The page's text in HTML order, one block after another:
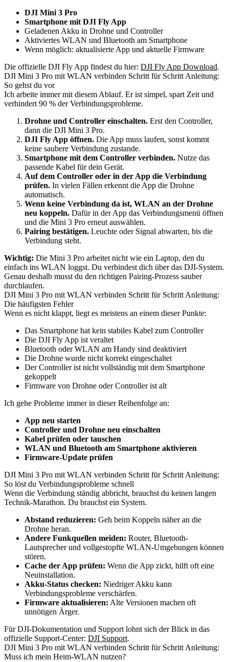
DJI Mini 3 Pro
Smartphone mit DJI Fly App
Geladenen Akku in Drohne und Controller
Aktiviertes WLAN und Bluetooth am Smartphone
Wenn möglich: aktualisierte App und aktuelle Firmware
Die offizielle DJI Fly App findest du hier: DJI Fly App Download.
DJI Mini 3 Pro mit WLAN verbinden Schritt für Schritt Anleitung:
So gehst du vor
Ich arbeite immer mit diesem Ablauf. Er ist simpel, spart Zeit und
verhindert 90 % der Verbindungsprobleme.
Drohne und Controller einschalten. Erst den Controller,
dann die DJI Mini 3 Pro.
DJI Fly App öffnen. Die App muss laufen, sonst kommt
keine saubere Verbindung zustande.
Smartphone mit dem Controller verbinden. Nutze das
passende Kabel für dein Gerät.
Auf dem Controller oder in der App die Verbindung
prüfen. In vielen Fällen erkennt die App die Drohne
automatisch.
Wenn keine Verbindung da ist, WLAN an der Drohne
neu koppeln. Dafür in der App das Verbindungsmenü öffnen
und die Mini 3 Pro erneut auswählen.
Pairing bestätigen. Leuchte oder Signal abwarten, bis die
Verbindung steht.
Wichtig: Die Mini 3 Pro arbeitet nicht wie ein Laptop, den du
einfach ins WLAN loggst. Du verbindest dich über das DJI-System.
Genau deshalb musst du den richtigen Pairing-Prozess sauber
durchlaufen.
DJI Mini 3 Pro mit WLAN verbinden Schritt für Schritt Anleitung:
Die häufigsten Fehler
Wenn es nicht klappt, liegt es meistens an einem dieser Punkte:
Das Smartphone hat kein stabiles Kabel zum Controller
Die DJI Fly App ist veraltet
Bluetooth oder WLAN am Handy sind deaktiviert
Die Drohne wurde nicht korrekt eingeschaltet
Der Controller ist nicht vollständig mit dem Smartphone
gekoppelt
Firmware von Drohne oder Controller ist alt
Ich gehe Probleme immer in dieser Reihenfolge an:
App neu starten
Controller und Drohne neu einschalten
Kabel prüfen oder tauschen
WLAN und Bluetooth am Smartphone aktivieren
Firmware-Update prüfen
DJI Mini 3 Pro mit WLAN verbinden Schritt für Schritt Anleitung:
So löst du Verbindungsprobleme schnell
Wenn die Verbindung ständig abbricht, brauchst du keinen langen
Technik-Marathon. Du brauchst ein System.
Abstand reduzieren: Geh beim Koppeln näher an die
Drohne heran.
Andere Funkquellen meiden: Router, Bluetooth-
Lautsprecher und vollgestopfte WLAN-Umgebungen können
stören.
Cache der App prüfen: Wenn die App zickt, hilft oft eine
Neuinstallation.
Akku-Status checken: Niedriger Akku kann
Verbindungsprobleme verschärfen.
Firmware aktualisieren: Alte Versionen machen oft
unnötigen Ärger.
Für DJI-Dokumentation und Support lohnt sich der Blick in das
offizielle Support-Center: DJI Support.
DJI Mini 3 Pro mit WLAN verbinden Schritt für Schritt Anleitung:
Muss ich mein Heim-WLAN nutzen?